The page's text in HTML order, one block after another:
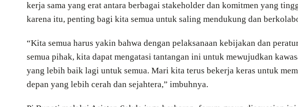
kerja sama yang erat antara berbagai stakeholder dan komitmen yang
karena itu, penting bagi kita semua untuk saling mendukung dan
“Kita semua harus yakin bahwa dengan pelaksanaan kebijakan dan
semua pihak, kita dapat mengatasi tantangan ini untuk mewujudkan
yang lebih baik lagi untuk semua. Mari kita terus bekerja keras untuk
depan yang lebih cerah dan sejahtera,” imbuhnya.